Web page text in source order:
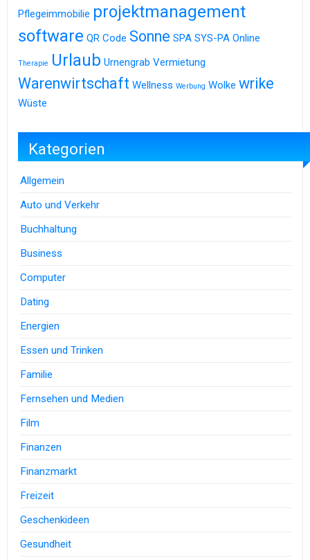
Pflegeimmobilie projektmanagement
software QR Code Sonne SPA SYS-PA Online
Therapie Urlaub Urnengrab Vermietung
Warenwirtschaft Wellness Werbung Wolke wrike
Wüste
Kategorien
Allgemein
Auto und Verkehr
Buchhaltung
Business
Computer
Dating
Energien
Essen und Trinken
Familie
Fernsehen und Medien
Film
Finanzen
Finanzmarkt
Freizeit
Geschenkideen
Gesundheit